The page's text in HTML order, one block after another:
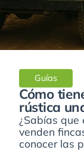
Guías
Cómo
rústica
¿Sabías que
venden
conocer las